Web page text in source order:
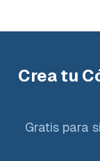
Crea tu
Gratis para